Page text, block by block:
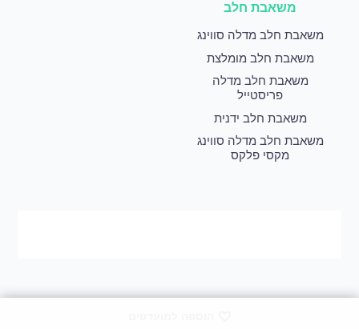
משאבת חלב
משאבת חלב מדלה סווינג
משאבת חלב מומלצת
משאבת חלב מדלה
פריסטייל
משאבת חלב ידנית
משאבת חלב מדלה סווינג
מקסי פלקס